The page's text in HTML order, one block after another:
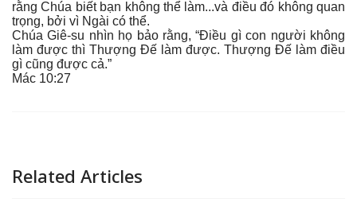
rằng Chúa biết bạn không thể làm...và điều đó không quan
trọng, bởi vì Ngài có thể.
Chúa Giê-su nhìn họ bảo rằng, “Điều gì con người không
làm được thì Thượng Đế làm được. Thượng Đế làm điều
gì cũng được cả.”
Mác 10:27
Related Articles